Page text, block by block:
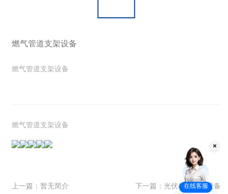
燃气管道支架设备
燃气管道支架设备
燃气管道支架设备
上一篇： 暂无简介 下一篇： 光伏检修通道设备
在线客服